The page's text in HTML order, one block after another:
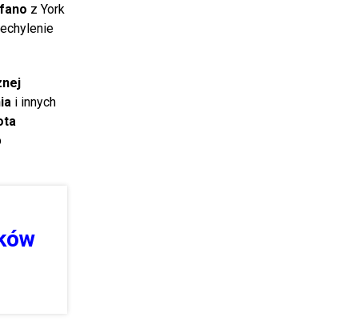
z York
i innych